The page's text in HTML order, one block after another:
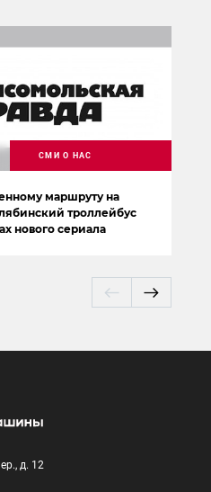
маршруту на
троллейбус
нового сериала
СМИ О НАС
д. 12